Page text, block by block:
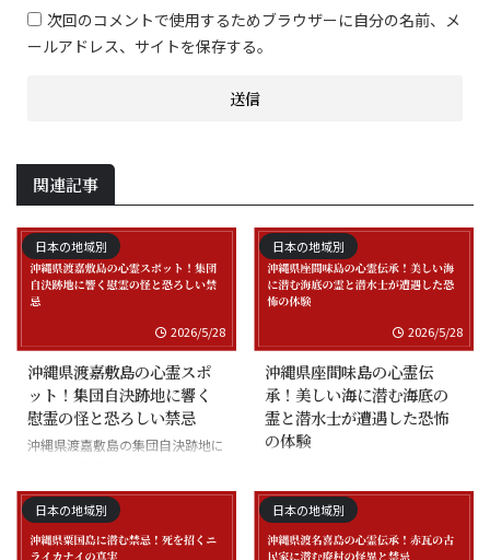
次回のコメントで使用するためブラウザーに自分の名前、メ
ールアドレス、サイトを保存する。
関連記事
日本の地域別
2026/5/28
沖縄県渡嘉敷島の心霊スポ
ット！集団自決跡地に響く
慰霊の怪と恐ろしい禁忌
沖縄県渡嘉敷島の集団自決跡地に
日本の地域別
2026/5/28
沖縄県座間味島の心霊伝
承！美しい海に潜む海底の
霊と潜水士が遭遇した恐怖
の体験
士の怪談
日本の地域別 日本の地域別